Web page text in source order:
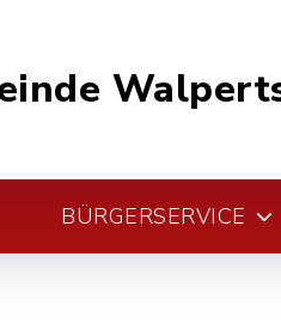
BÜRGERSERVICE